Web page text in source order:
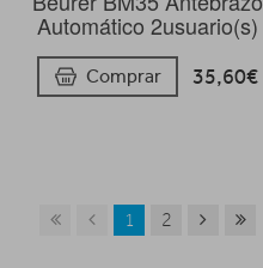
Automático 2usuario(s)
Comprar 35,60€
1 2